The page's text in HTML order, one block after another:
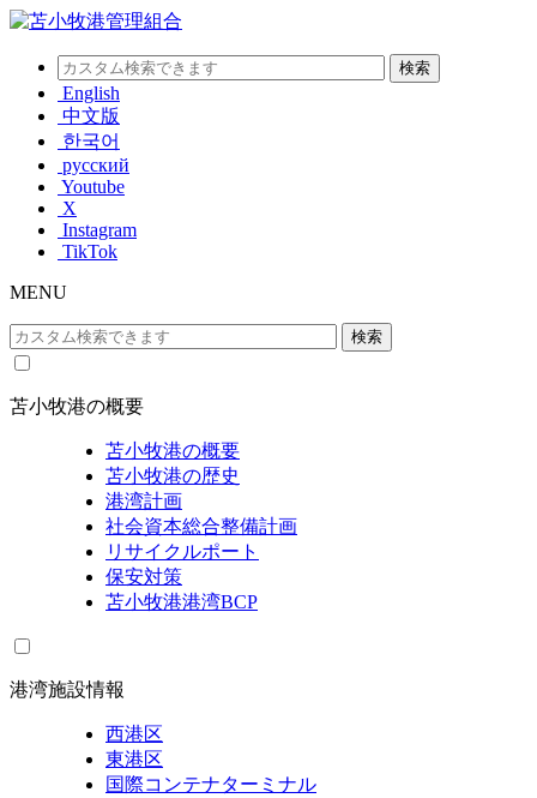
English
中文版
한국어
русский
Youtube
X
Instagram
TikTok
MENU
苫小牧港の概要
苫小牧港の概要
苫小牧港の歴史
港湾計画
社会資本総合整備計画
リサイクルポート
保安対策
苫小牧港港湾BCP
港湾施設情報
西港区
東港区
国際コンテナターミナル